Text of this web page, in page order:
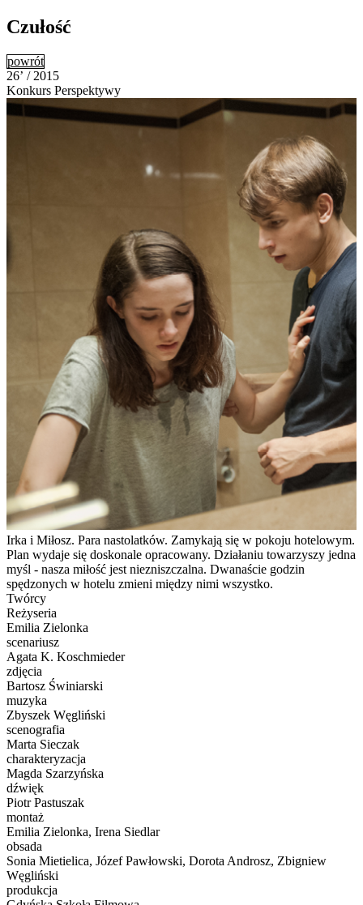
Czułość
powrót
26’ / 2015
Konkurs Perspektywy
Irka i Miłosz. Para nastolatków. Zamykają się w pokoju hotelowym.
Plan wydaje się doskonale opracowany. Działaniu towarzyszy jedna
myśl - nasza miłość jest niezniszczalna. Dwanaście godzin
spędzonych w hotelu zmieni między nimi wszystko.
Twórcy
Reżyseria
Emilia Zielonka
scenariusz
Agata K. Koschmieder
zdjęcia
Bartosz Świniarski
muzyka
Zbyszek Węgliński
scenografia
Marta Sieczak
charakteryzacja
Magda Szarzyńska
dźwięk
Piotr Pastuszak
montaż
Emilia Zielonka, Irena Siedlar
obsada
Sonia Mietielica, Józef Pawłowski, Dorota Androsz, Zbigniew
Węgliński
produkcja